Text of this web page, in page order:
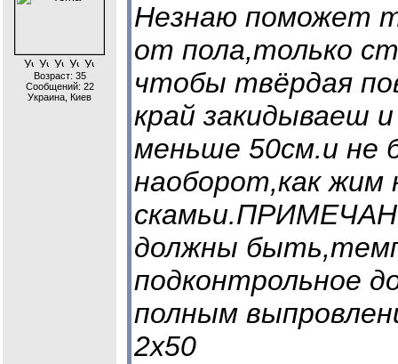
Возраст: 35
Сообщений: 22
Украина, Киев
Незнаю поможет
от пола,только
чтобы твёрдая
край закидываеш
меньше 50см.и не
наоборот,как жим
должны
подконтрольное
полным
2х50